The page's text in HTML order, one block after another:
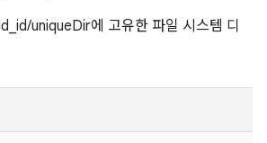
uniqueDir에 고유한 파일 시스템 디